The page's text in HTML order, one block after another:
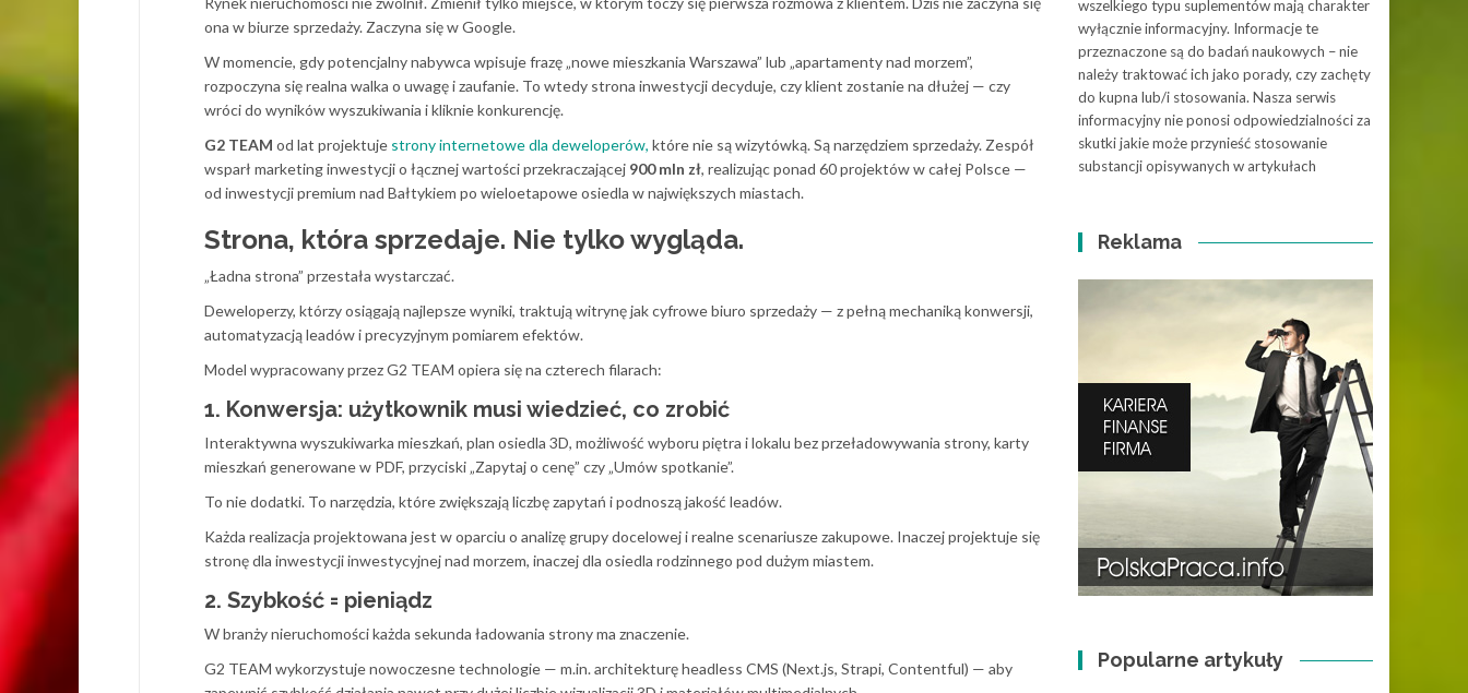
ona w biurze sprzedaży. Zaczyna się w Google.
W momencie, gdy potencjalny nabywca wpisuje frazę „nowe mieszkania Warszawa” lub „apartamenty nad morzem”,
rozpoczyna się realna walka o uwagę i zaufanie. To wtedy strona inwestycji decyduje, czy klient zostanie na dłużej — czy
wróci do wyników wyszukiwania i kliknie konkurencję.
G2 TEAM od lat projektuje strony internetowe dla deweloperów, które nie są wizytówką. Są narzędziem sprzedaży. Zespół
wsparł marketing inwestycji o łącznej wartości przekraczającej 900 mln zł, realizując ponad 60 projektów w całej Polsce —
od inwestycji premium nad Bałtykiem po wieloetapowe osiedla w największych miastach.
Strona, która sprzedaje. Nie tylko wygląda.
„Ładna strona” przestała wystarczać.
Deweloperzy, którzy osiągają najlepsze wyniki, traktują witrynę jak cyfrowe biuro sprzedaży — z pełną mechaniką konwersji,
automatyzacją leadów i precyzyjnym pomiarem efektów.
Model wypracowany przez G2 TEAM opiera się na czterech filarach:
1. Konwersja: użytkownik musi wiedzieć, co zrobić
Interaktywna wyszukiwarka mieszkań, plan osiedla 3D, możliwość wyboru piętra i lokalu bez przeładowywania strony, karty
mieszkań generowane w PDF, przyciski „Zapytaj o cenę” czy „Umów spotkanie”.
To nie dodatki. To narzędzia, które zwiększają liczbę zapytań i podnoszą jakość leadów.
Każda realizacja projektowana jest w oparciu o analizę grupy docelowej i realne scenariusze zakupowe. Inaczej projektuje się
stronę dla inwestycji inwestycyjnej nad morzem, inaczej dla osiedla rodzinnego pod dużym miastem.
2. Szybkość = pieniądz
W branży nieruchomości każda sekunda ładowania strony ma znaczenie.
G2 TEAM wykorzystuje nowoczesne technologie — m.in. architekturę headless CMS (Next.js, Strapi, Contentful) — aby
wszelkiego typu suplementów mają charakter
wyłącznie informacyjny. Informacje te
przeznaczone są do badań naukowych – nie
należy traktować ich jako porady, czy zachęty
do kupna lub/i stosowania. Nasza serwis
informacyjny nie ponosi odpowiedzialności za
skutki jakie może przynieść stosowanie
substancji opisywanych w artykułach
Reklama
Popularne artykuły